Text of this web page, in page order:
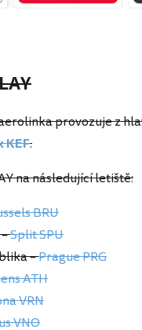
provozuje z
KEF.
na následující letiště:
BRU
Split SPU
–Prague PRG
ATH
VRN
VNO